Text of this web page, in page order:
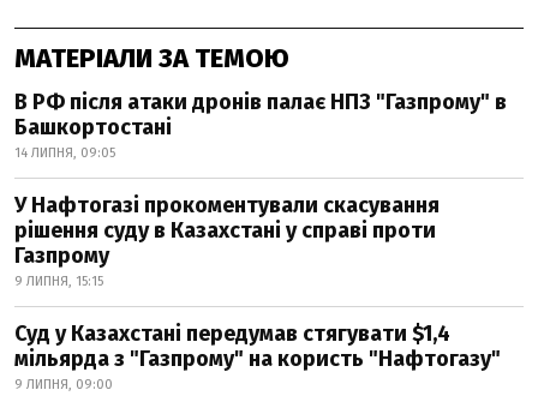
МАТЕРІАЛИ ЗА ТЕМОЮ
В РФ після атаки дронів палає НПЗ "Газпрому" в
Башкортостані
14 ЛИПНЯ, 09:05
У Нафтогазі прокоментували скасування
рішення суду в Казахстані у справі проти
Газпрому
9 ЛИПНЯ, 15:15
Суд у Казахстані передумав стягувати $1,4
мільярда з "Газпрому" на користь "Нафтогазу"
9 ЛИПНЯ, 09:00